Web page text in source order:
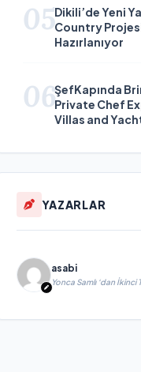
05Dikili’de Yeni
Country
Hazırlanıyor
06ŞefKapında
Private Chef
Villas and
YAZARLAR
asabi
Yonca Samlı ‘dan İkinci
yayımlandı